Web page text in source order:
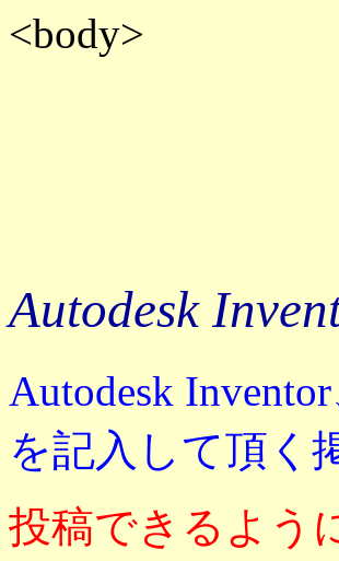
<body>
Autodesk
Autodesk
を記入して頂く
投稿できるよう